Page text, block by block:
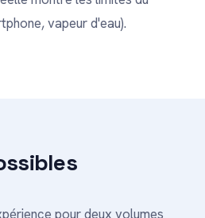
vapeur d'eau).
pour deux volumes